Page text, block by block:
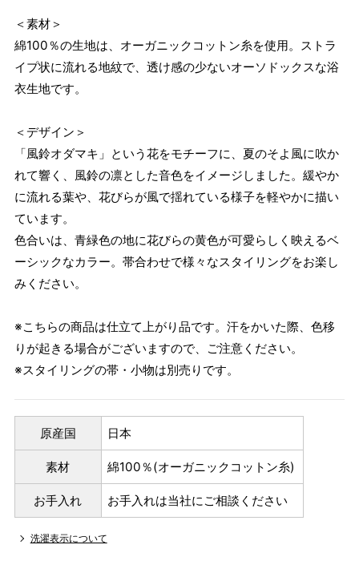
＜素材＞
綿100％の生地は、オーガニックコットン糸を使用。ストラ
イプ状に流れる地紋で、透け感の少ないオーソドックスな浴
衣生地です。
＜デザイン＞
「風鈴オダマキ」という花をモチーフに、夏のそよ風に吹か
れて響く、風鈴の凛とした音色をイメージしました。緩やか
に流れる葉や、花びらが風で揺れている様子を軽やかに描い
ています。
色合いは、青緑色の地に花びらの黄色が可愛らしく映えるベ
ーシックなカラー。帯合わせで様々なスタイリングをお楽し
みください。
※こちらの商品は仕立て上がり品です。汗をかいた際、色移
りが起きる場合がございますので、ご注意ください。
※スタイリングの帯・小物は別売りです。
原産国 日本
素材 綿100％(オーガニックコットン糸)
お手入れ お手入れは当社にご相談ください
洗濯表示について